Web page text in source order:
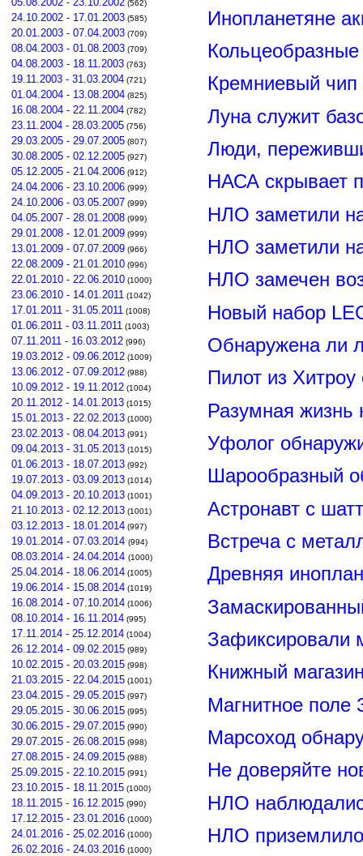
(562)
24.10.2002 - 17.01.2003 (585)
20.01.2003 - 07.04.2003 (709)
08.04.2003 - 01.08.2003 (709)
04.08.2003 - 18.11.2003 (763)
19.11.2003 - 31.03.2004 (721)
01.04.2004 - 13.08.2004 (825)
16.08.2004 - 22.11.2004 (782)
23.11.2004 - 28.03.2005 (756)
29.03.2005 - 29.07.2005 (807)
30.08.2005 - 02.12.2005 (927)
05.12.2005 - 21.04.2006 (912)
24.04.2006 - 23.10.2006 (999)
24.10.2006 - 03.05.2007 (999)
04.05.2007 - 28.01.2008 (999)
29.01.2008 - 12.01.2009 (999)
13.01.2009 - 07.07.2009 (966)
22.08.2009 - 21.01.2010 (996)
22.01.2010 - 22.06.2010 (1000)
23.06.2010 - 14.01.2011 (1042)
17.01.2011 - 31.05.2011 (1008)
01.06.2011 - 03.11.2011 (1003)
07.11.2011 - 16.03.2012 (996)
19.03.2012 - 09.06.2012 (1009)
13.06.2012 - 07.09.2012 (988)
10.09.2012 - 19.11.2012 (1004)
20.11.2012 - 14.01.2013 (1015)
15.01.2013 - 22.02.2013 (1000)
23.02.2013 - 08.04.2013 (991)
09.04.2013 - 31.05.2013 (1015)
01.06.2013 - 18.07.2013 (992)
19.07.2013 - 03.09.2013 (1014)
04.09.2013 - 20.10.2013 (1001)
21.10.2013 - 02.12.2013 (1001)
03.12.2013 - 18.01.2014 (997)
19.01.2014 - 07.03.2014 (994)
08.03.2014 - 24.04.2014 (1000)
25.04.2014 - 18.06.2014 (1005)
19.06.2014 - 15.08.2014 (1019)
16.08.2014 - 07.10.2014 (1006)
08.10.2014 - 16.11.2014 (995)
17.11.2014 - 25.12.2014 (1004)
26.12.2014 - 09.02.2015 (989)
10.02.2015 - 20.03.2015 (998)
21.03.2015 - 22.04.2015 (1001)
23.04.2015 - 29.05.2015 (997)
29.05.2015 - 30.06.2015 (995)
30.06.2015 - 29.07.2015 (990)
29.07.2015 - 26.08.2015 (998)
27.08.2015 - 24.09.2015 (988)
25.09.2015 - 22.10.2015 (991)
23.10.2015 - 18.11.2015 (1000)
18.11.2015 - 16.12.2015 (990)
17.12.2015 - 23.01.2016 (1000)
24.01.2016 - 25.02.2016 (1000)
26.02.2016 - 24.03.2016 (1000)
Инопланетяне
Кремниевый
Луна служит
Люди,
НАСА скрывает
НЛО заметили
НЛО заметили
НЛО замечен
Новый набор
Обнаружена ли
Пилот из
Разумная жизнь
Уфолог
Шарообразный
Астронавт с
Встреча с
Древняя
Зафиксировали
Книжный
Магнитное поле
Марсоход
Не доверяйте
НЛО
НЛО